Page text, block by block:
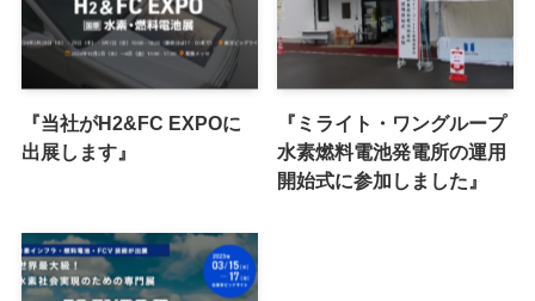
『当社がH2&FC EXPOに
出展します』
『ミライト・ワングループ
水素燃料電池発電所の運用
開始式に参加しました』